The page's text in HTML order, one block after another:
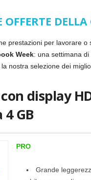
OFFERTE
prestazioni per lavorare
Week: una settimana di
nostra selezione dei
display
GB
PRO
Grande